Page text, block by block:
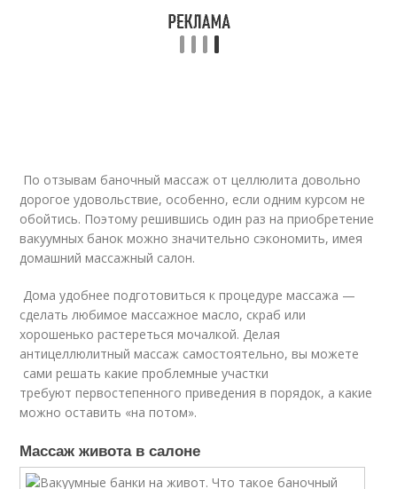
По отзывам баночный массаж от целлюлита довольно
дорогое удовольствие, особенно, если одним курсом не
обойтись. Поэтому решившись один раз на приобретение
вакуумных банок можно значительно сэкономить, имея
домашний массажный салон.
Дома удобнее подготовиться к процедуре массажа —
сделать любимое массажное масло, скраб или
хорошенько растереться мочалкой. Делая
антицеллюлитный массаж самостоятельно, вы можете
сами решать какие проблемные участки
требуют первостепенного приведения в порядок, а какие
можно оставить «на потом».
Массаж живота в салоне